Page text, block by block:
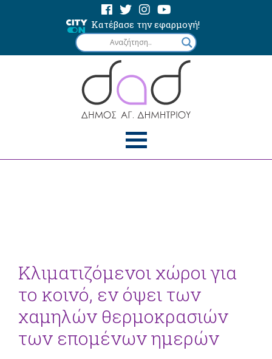
Κατέβασε την εφαρμογή!
Κλιματιζόμενοι χώροι για
το κοινό, εν όψει των
χαμηλών θερμοκρασιών
των επομένων ημερών